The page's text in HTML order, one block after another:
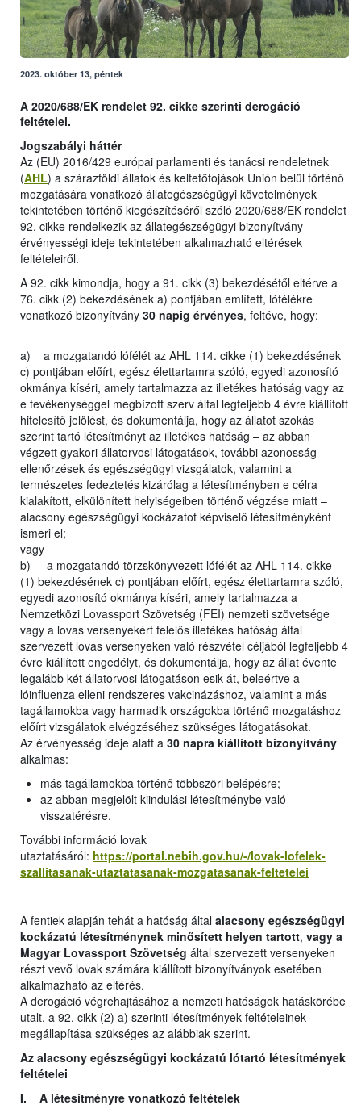
2023. október 13, péntek
A 2020/688/EK rendelet 92. cikke szerinti derogáció
feltételei.
Jogszabályi háttér
Az (EU) 2016/429 európai parlamenti és tanácsi rendeletnek
(AHL) a szárazföldi állatok és keltetőtojások Unión belül történő
mozgatására vonatkozó állategészségügyi követelmények
tekintetében történő kiegészítéséről szóló 2020/688/EK rendelet
92. cikke rendelkezik az állategészségügyi bizonyítvány
érvényességi ideje tekintetében alkalmazható eltérések
feltételeiről.
A 92. cikk kimondja, hogy a 91. cikk (3) bekezdésétől eltérve a
76. cikk (2) bekezdésének a) pontjában említett, lófélékre
vonatkozó bizonyítvány 30 napig érvényes, feltéve, hogy:
a) a mozgatandó lófélét az AHL 114. cikke (1) bekezdésének
c) pontjában előírt, egész élettartamra szóló, egyedi azonosító
okmánya kíséri, amely tartalmazza az illetékes hatóság vagy az
e tevékenységgel megbízott szerv által legfeljebb 4 évre kiállított
hitelesítő jelölést, és dokumentálja, hogy az állatot szokás
szerint tartó létesítményt az illetékes hatóság – az abban
végzett gyakori állatorvosi látogatások, további azonosság-
ellenőrzések és egészségügyi vizsgálatok, valamint a
természetes fedeztetés kizárólag a létesítményben e célra
kialakított, elkülönített helyiségeiben történő végzése miatt –
alacsony egészségügyi kockázatot képviselő létesítményként
ismeri el;
vagy
b) a mozgatandó törzskönyvezett lófélét az AHL 114. cikke
(1) bekezdésének c) pontjában előírt, egész élettartamra szóló,
egyedi azonosító okmánya kíséri, amely tartalmazza a
Nemzetközi Lovassport Szövetség (FEI) nemzeti szövetsége
vagy a lovas versenyekért felelős illetékes hatóság által
szervezett lovas versenyeken való részvétel céljából legfeljebb 4
évre kiállított engedélyt, és dokumentálja, hogy az állat évente
legalább két állatorvosi látogatáson esik át, beleértve a
lóinfluenza elleni rendszeres vakcinázáshoz, valamint a más
tagállamokba vagy harmadik országokba történő mozgatáshoz
előírt vizsgálatok elvégzéséhez szükséges látogatásokat.
Az érvényesség ideje alatt a 30 napra kiállított bizonyítvány
alkalmas:
más tagállamokba történő többszöri belépésre;
az abban megjelölt kiindulási létesítménybe való
visszatérésre.
További információ lovak
utaztatásáról: https://portal.nebih.gov.hu/-/lovak-lofelek-
szallitasanak-utaztatasanak-mozgatasanak-feltetelei
A fentiek alapján tehát a hatóság által alacsony egészségügyi
kockázatú létesítménynek minősített helyen tartott, vagy a
Magyar Lovassport Szövetség által szervezett versenyeken
részt vevő lovak számára kiállított bizonyítványok esetében
alkalmazható az eltérés.
A derogáció végrehajtásához a nemzeti hatóságok hatáskörébe
utalt, a 92. cikk (2) a) szerinti létesítmények feltételeinek
megállapítása szükséges az alábbiak szerint.
Az alacsony egészségügyi kockázatú lótartó létesítmények
feltételei
I. A létesítményre vonatkozó feltételek